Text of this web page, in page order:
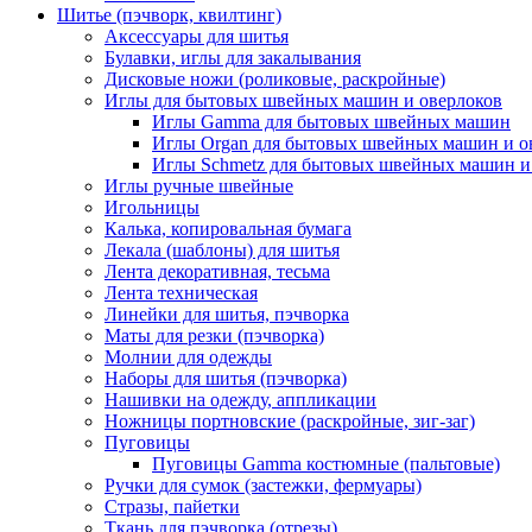
Шитье (пэчворк, квилтинг)
Аксессуары для шитья
Булавки, иглы для закалывания
Дисковые ножи (роликовые, раскройные)
Иглы для бытовых швейных машин и оверлоков
Иглы Gamma для бытовых швейных машин
Иглы Organ для бытовых швейных машин и
Иглы Schmetz для бытовых швейных машин и
Иглы ручные швейные
Игольницы
Калька, копировальная бумага
Лекала (шаблоны) для шитья
Лента декоративная, тесьма
Лента техническая
Линейки для шитья, пэчворка
Маты для резки (пэчворка)
Молнии для одежды
Наборы для шитья (пэчворка)
Нашивки на одежду, аппликации
Ножницы портновские (раскройные, зиг-заг)
Пуговицы
Пуговицы Gamma костюмные (пальтовые)
Ручки для сумок (застежки, фермуары)
Стразы, пайетки
Ткань для пэчворка (отрезы)